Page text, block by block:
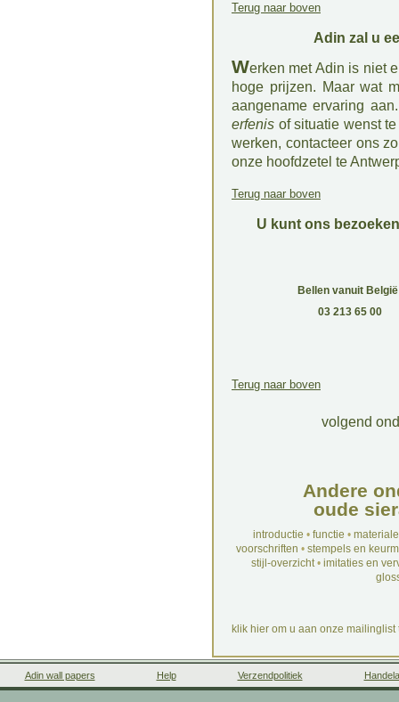
Terug naar boven
Adin zal u
Werken met Adin is niet
hoge prijzen. Maar wat
aangename ervaring
erfenis of situatie wenst
werken, contacteer ons
onze hoofdzetel te
Terug naar boven
U kunt ons
Bellen vanuit
03 213 65 00
Terug naar boven
volgend
Andere
oude
introductie • functie •
voorschriften • stempels en
stijl-overzicht• imitaties en
klik hier om u aan onze mailinglist
Adin wall papers Help Verzendpolitiek